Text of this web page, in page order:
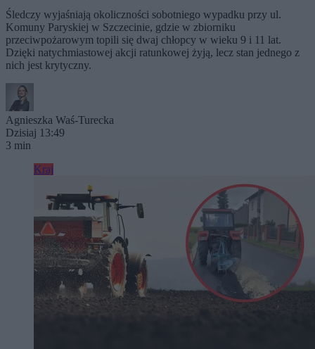
Śledczy wyjaśniają okoliczności sobotniego wypadku przy ul.
Komuny Paryskiej w Szczecinie, gdzie w zbiorniku
przeciwpożarowym topili się dwaj chłopcy w wieku 9 i 11 lat.
Dzięki natychmiastowej akcji ratunkowej żyją, lecz stan jednego z
nich jest krytyczny.
Agnieszka Waś-Turecka
Dzisiaj 13:49
3 min
Kraj